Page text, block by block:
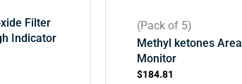
Filter
Indicator
(Pack of 5)
Methyl ketones Area
Monitor
$184.81